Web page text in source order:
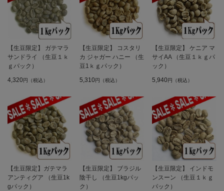
【生豆限定】 ガテマラ
サンドライ （生豆１ｋ
ｇパック）
4,320円（税込）
【生豆限定】 コスタリ
カ ジャガー ハニー （生
豆1ｋｇパック）
5,310円（税込）
【生豆限定】 ケニア マ
サイAA （生豆１ｋｇパ
ック）
5,940円（税込）
【生豆限定】ガテマラ
アンティグア （生豆1k
gパック）
【生豆限定】 ブラジル
陰干し （生豆1kgパッ
ク）
【生豆限定】 インドモ
ンスーン （生豆１ｋｇ
パック）